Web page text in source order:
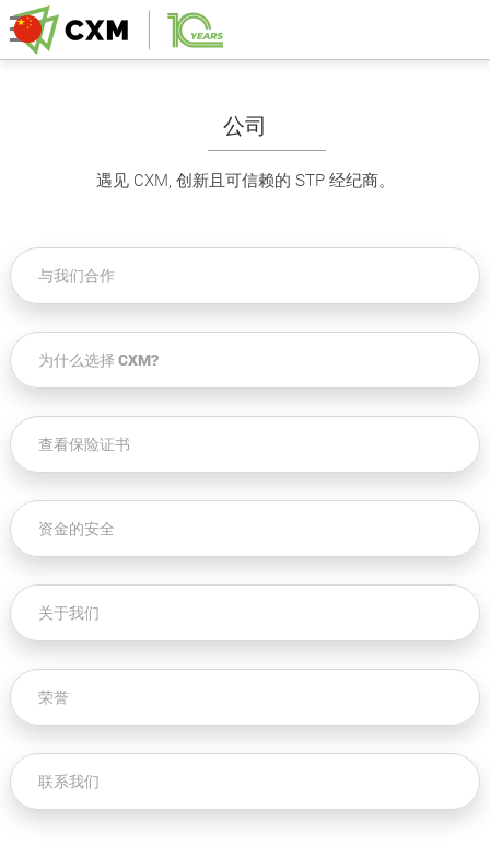
公司
遇见 CXM, 创新且可信赖的 STP 经纪商。
与我们合作
为什么选择 CXM?
查看保险证书
资金的安全
关于我们
荣誉
联系我们